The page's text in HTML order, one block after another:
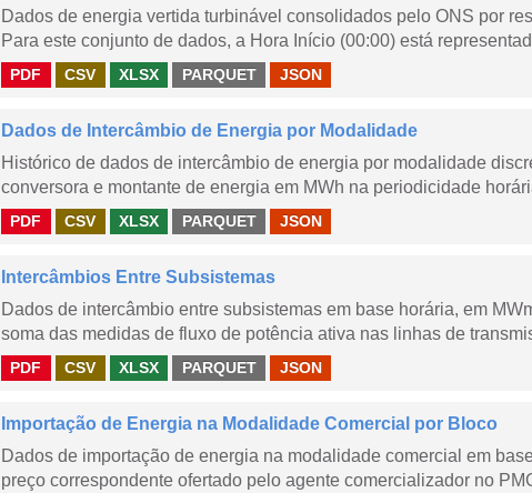
Dados de energia vertida turbinável consolidados pelo ONS por
Para este conjunto de dados, a Hora Início (00:00) está
PDF CSV XLSX PARQUET JSON
Dados de Intercâmbio de Energia por Modalidade
Histórico de dados de intercâmbio de energia por modalidade
conversora e montante de energia em MWh na periodicidade
PDF CSV XLSX PARQUET JSON
Intercâmbios Entre Subsistemas
Dados de intercâmbio entre subsistemas em base horária, em
soma das medidas de fluxo de potência ativa nas linhas de
PDF CSV XLSX PARQUET JSON
Importação de Energia na Modalidade Comercial por Bloco
Dados de importação de energia na modalidade comercial em
preço correspondente ofertado pelo agente comercializador no